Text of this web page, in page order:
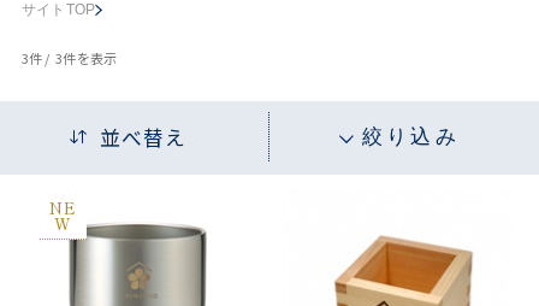
サイトTOP
3件 / 3件を表示
並べ替え 絞り込み
NE
W